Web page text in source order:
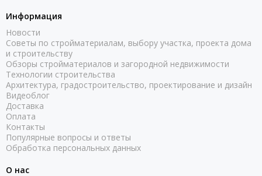
Информация
Новости
Советы по стройматериалам, выбору участка, проекта дома
и строительству
Обзоры стройматериалов и загородной недвижимости
Технологии строительства
Архитектура, градостроительство, проектирование и дизайн
Видеоблог
Доставка
Оплата
Контакты
Популярные вопросы и ответы
Обработка персональных данных
О нас